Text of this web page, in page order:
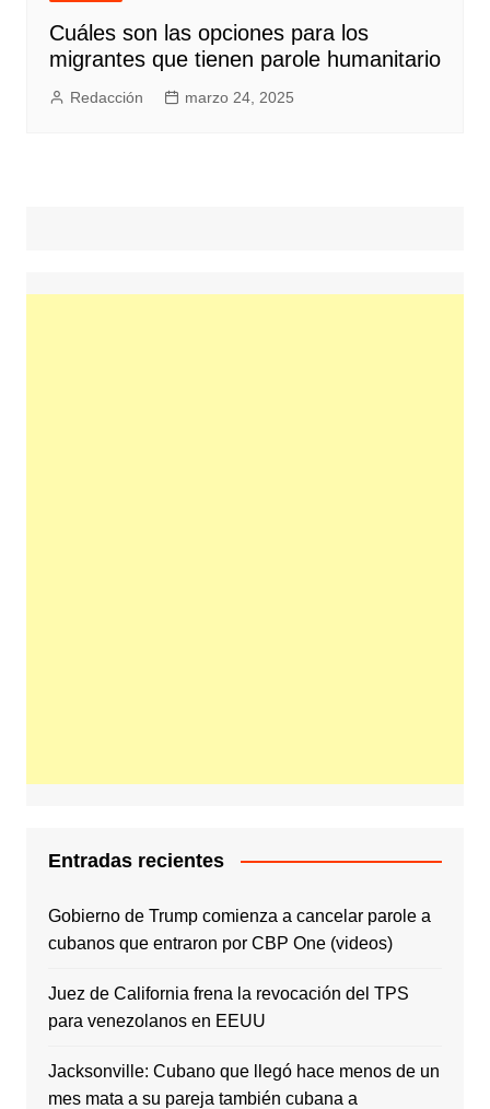
Cuáles son las opciones para los
migrantes que tienen parole humanitario
Redacción marzo 24, 2025
Entradas recientes
Gobierno de Trump comienza a cancelar parole a
cubanos que entraron por CBP One (videos)
Juez de California frena la revocación del TPS
para venezolanos en EEUU
Jacksonville: Cubano que llegó hace menos de un
mes mata a su pareja también cubana a